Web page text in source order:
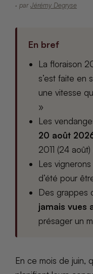
· parJérémy Degryse
En bref
La floraison
s’est faite en
une vitesse
»
Les
20 août
2011 (24
Les
d’été pour
Des grappes
jamais vues
présager un
En ce mois de juin,